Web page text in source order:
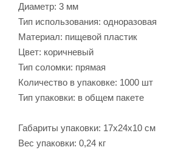
Диаметр: 3 мм
Тип использования: одноразовая
Материал: пищевой пластик
Цвет: коричневый
Тип соломки: прямая
Количество в упаковке: 1000 шт
Тип упаковки: в общем пакете
Габариты упаковки: 17х24х10 см
Вес упаковки: 0,24 кг